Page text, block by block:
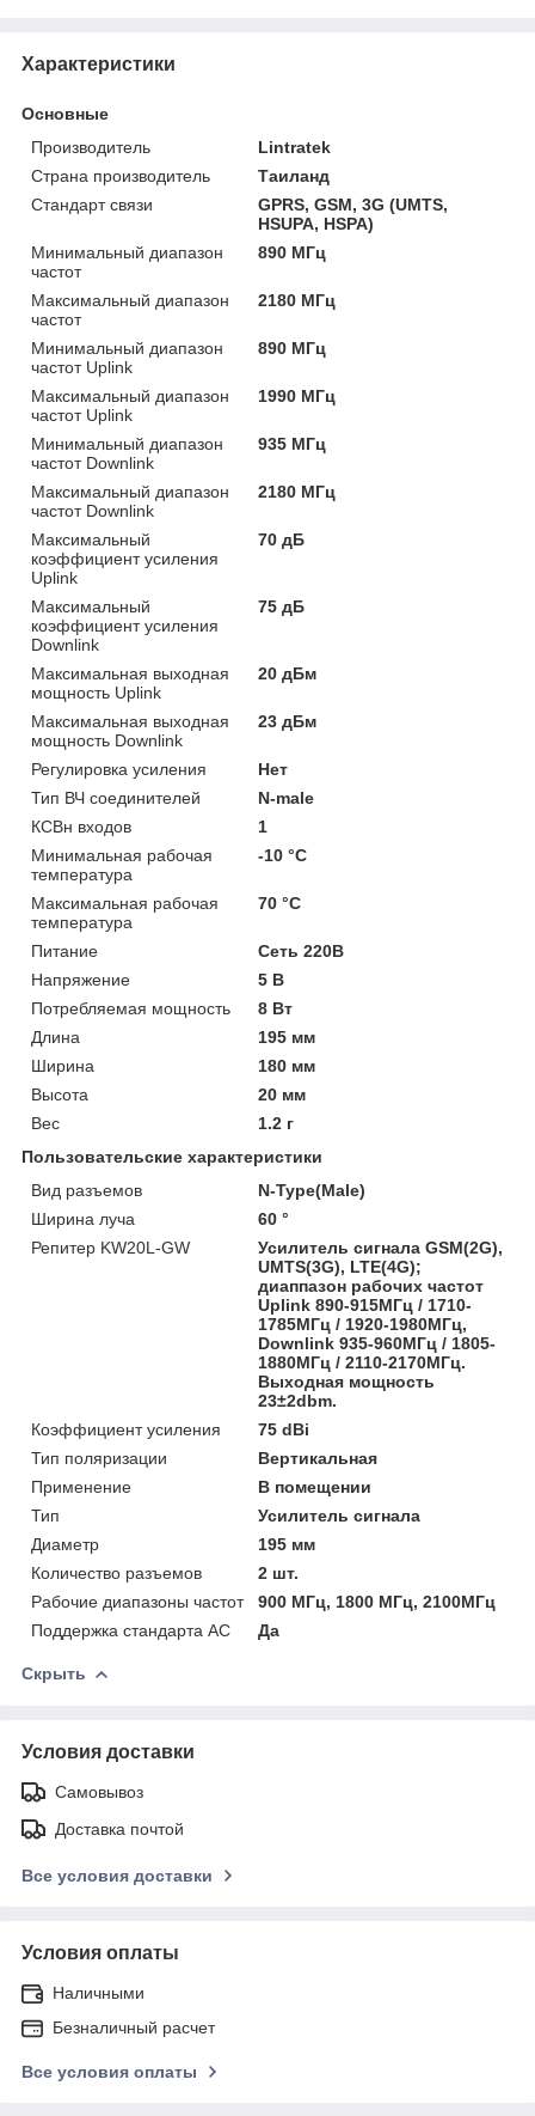
Характеристики
Основные
Производитель
Lintratek
Страна производитель
Таиланд
Стандарт связи
GPRS, GSM, 3G (UMTS,
HSUPA, HSPA)
Минимальный диапазон
частот
890 МГц
Максимальный диапазон
частот
2180 МГц
Минимальный диапазон
частот Uplink
890 МГц
Максимальный диапазон
частот Uplink
1990 МГц
Минимальный диапазон
частот Downlink
935 МГц
Максимальный диапазон
частот Downlink
2180 МГц
Максимальный
коэффициент усиления
Uplink
70 дБ
Максимальный
коэффициент усиления
Downlink
75 дБ
Максимальная выходная
мощность Uplink
20 дБм
Максимальная выходная
мощность Downlink
23 дБм
Регулировка усиления
Нет
Тип ВЧ соединителей
N-male
КСВн входов
1
Минимальная рабочая
температура
-10 °С
Максимальная рабочая
температура
70 °С
Питание
Сеть 220В
Напряжение
5 В
Потребляемая мощность
8 Вт
Длина
195 мм
Ширина
180 мм
Высота
20 мм
Вес
1.2 г
Пользовательские характеристики
Вид разъемов
N-Type(Male)
Ширина луча
60 °
Репитер KW20L-GW
Усилитель сигнала GSM(2G),
UMTS(3G), LTE(4G);
диаппазон рабочих частот
Uplink 890-915МГц / 1710-
1785МГц / 1920-1980МГц,
Downlink 935-960МГц / 1805-
1880МГц / 2110-2170МГц.
Выходная мощность
23±2dbm.
Коэффициент усиления
75 dBi
Тип поляризации
Вертикальная
Применение
В помещении
Тип
Усилитель сигнала
Диаметр
195 мм
Количество разъемов
2 шт.
Рабочие диапазоны частот
900 МГц, 1800 МГц, 2100МГц
Поддержка стандарта АС
Да
Скрыть
Условия доставки
Самовывоз
Доставка почтой
Все условия доставки
Условия оплаты
Наличными
Безналичный расчет
Все условия оплаты